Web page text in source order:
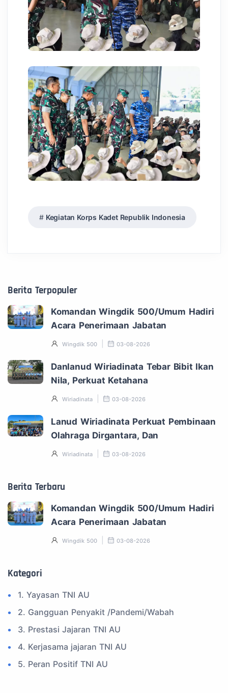
Kegiatan Korps Kadet Republik Indonesia
Berita Terpopuler
Komandan Wingdik 500/Umum Hadiri
Acara Penerimaan Jabatan
Wingdik 500 03-08-2026
Danlanud Wiriadinata Tebar Bibit Ikan
Nila, Perkuat Ketahana
Wiriadinata 03-08-2026
Lanud Wiriadinata Perkuat Pembinaan
Olahraga Dirgantara, Dan
Wiriadinata 03-08-2026
Berita Terbaru
Komandan Wingdik 500/Umum Hadiri
Acara Penerimaan Jabatan
Wingdik 500 03-08-2026
Kategori
1. Yayasan TNI AU
2. Gangguan Penyakit /Pandemi/Wabah
3. Prestasi Jajaran TNI AU
4. Kerjasama jajaran TNI AU
5. Peran Positif TNI AU